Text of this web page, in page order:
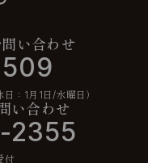
い合わせ
：1月1日/水曜日）
い合わせ
2355
付